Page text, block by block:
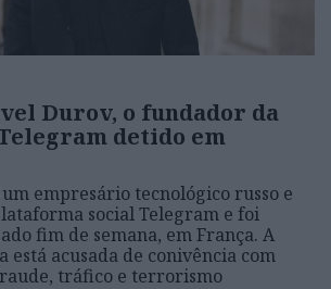
Durov, o fundador da
detido em
empresário tecnológico russo e
social Telegram e foi
fim de semana, em França. A
está acusada de conivência com
tráfico e terrorismo